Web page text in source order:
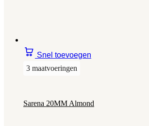
Snel toevoegen
3 maatvoeringen
Sarena 20MM Almond